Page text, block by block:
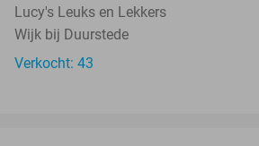
Lucy's Leuks en Lekkers
Wijk bij Duurstede
Verkocht: 43